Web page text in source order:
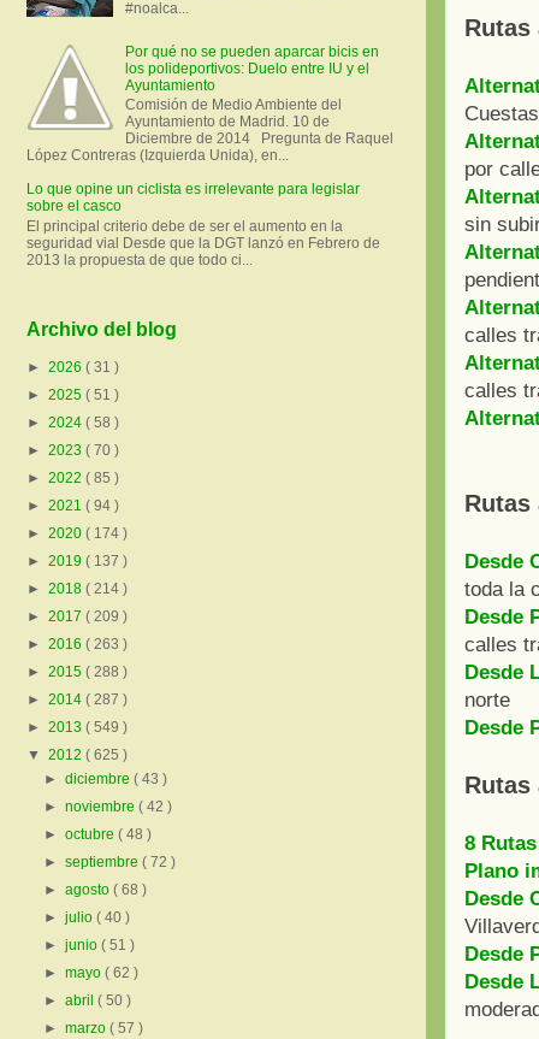
Rutas
por
sin
calles
calles
Desde
toda la
Desde
calles
Desde
norte
Desde
Rutas
8
Plano
Desde
Desde
Desde
#noalca...
Por qué no se pueden aparcar bicis en
los polideportivos: Duelo entre IU y el
Ayuntamiento
Comisión de Medio Ambiente del
Ayuntamiento de Madrid. 10 de
Diciembre de 2014 Pregunta de Raquel
López Contreras (Izquierda Unida), en...
Lo que opine un ciclista es irrelevante para legislar
sobre el casco
El principal criterio debe de ser el aumento en la
seguridad vial Desde que la DGT lanzó en Febrero de
2013 la propuesta de que todo ci...
Archivo del blog
► 2026 ( 31 )
► 2025 ( 51 )
► 2024 ( 58 )
► 2023 ( 70 )
► 2022 ( 85 )
► 2021 ( 94 )
► 2020 ( 174 )
► 2019 ( 137 )
► 2018 ( 214 )
► 2017 ( 209 )
► 2016 ( 263 )
► 2015 ( 288 )
► 2014 ( 287 )
► 2013 ( 549 )
▼ 2012 ( 625 )
►diciembre( 43 )
►noviembre( 42 )
►octubre( 48 )
►septiembre( 72 )
►agosto( 68 )
►julio( 40 )
►junio( 51 )
►mayo( 62 )
►abril( 50 )
►marzo( 57 )